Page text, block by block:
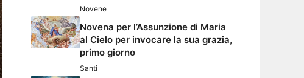
Novene
Novena per l’Assunzione di Maria
al Cielo per invocare la sua grazia,
primo giorno
Santi